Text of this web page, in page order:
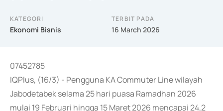
KATEGORI
Ekonomi Bisnis
TERBIT PADA
16 March 2026
07452785
IQPlus, (16/3) - Pengguna KA Commuter Line wilayah
Jabodetabek selama 25 hari puasa Ramadhan 2026
mulai 19 Februari hingga 15 Maret 2026 mencapai 24,2